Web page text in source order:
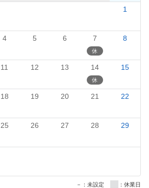
1
4 5 6 7 8
11 12 13 14 15
18 19 20 21 22
25 26 27 28 29
－：未設定 ：休業日